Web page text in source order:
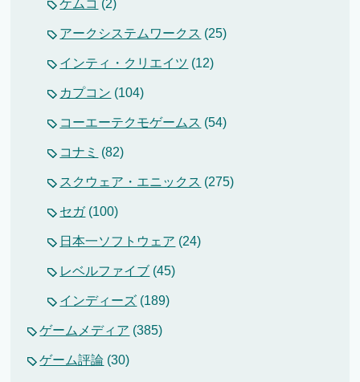
ケムコ (2)
アークシステムワークス (25)
インティ・クリエイツ (12)
カプコン (104)
コーエーテクモゲームス (54)
コナミ (82)
スクウェア・エニックス (275)
セガ(100)
日本一ソフトウェア (24)
レベルファイブ (45)
インディーズ (189)
ゲームメディア (385)
ゲーム評論 (30)